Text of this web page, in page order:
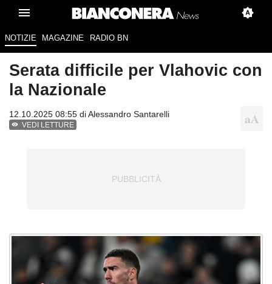
NOTIZIE MAGAZINE RADIO BN
Serata difficile per Vlahovic con
la Nazionale
12.10.2025 08:55 diAlessandro Santarelli
VEDI LETTURE